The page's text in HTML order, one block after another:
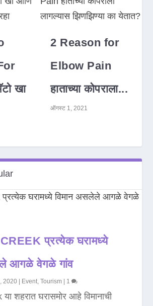
खा
2 Reason for
Elbow Pain
हाताच्या कोपराला...
ऑगस्ट 1, 2021
प्रत्येक घरामध्ये
आगळे वेगळे गांव
2020 Event,Tourism 1
शहरात घरासमोर आहे विमानाची